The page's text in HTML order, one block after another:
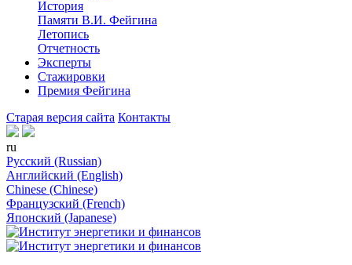
История
Памяти В.И. Фейгина
Летопись
Отчетность
Эксперты
Стажировки
Премия Фейгина
Старая версия сайта Контакты
ru
Русский (Russian)
Английский (English)
Chinese (Chinese)
Французский (French)
Японский (Japanese)